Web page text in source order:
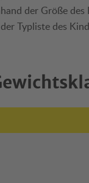
der Größe des
Typliste des